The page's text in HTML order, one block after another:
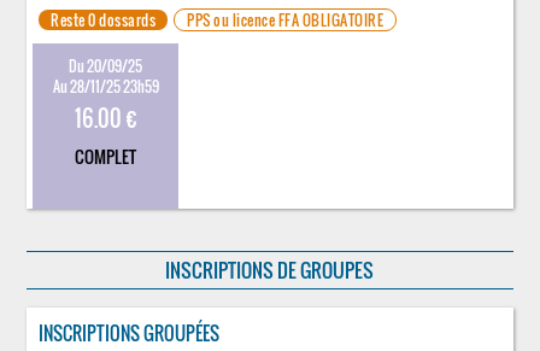
Reste 0 dossards
PPS ou licence FFA OBLIGATOIRE
Du 20/09/25
Au 28/11/25 23h59
16.00 €
COMPLET
INSCRIPTIONS DE GROUPES
INSCRIPTIONS GROUPÉES